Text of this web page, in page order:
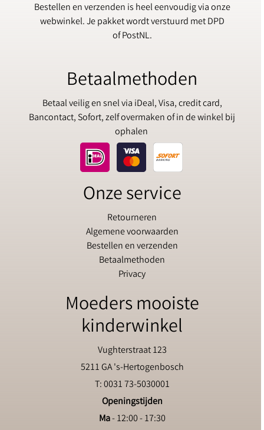
Bestellen en verzenden is heel eenvoudig via onze
webwinkel. Je pakket wordt verstuurd met DPD
of PostNL.
Betaalmethoden
Betaal veilig en snel via iDeal, Visa, credit card,
Bancontact, Sofort, zelf overmaken of in de winkel bij
ophalen
Onze service
Retourneren
Algemene voorwaarden
Bestellen en verzenden
Betaalmethoden
Privacy
Moeders mooiste
kinderwinkel
Vughterstraat 123
5211 GA 's-Hertogenbosch
T: 0031 73-5030001
Openingstijden
Ma- 12:00 - 17:30